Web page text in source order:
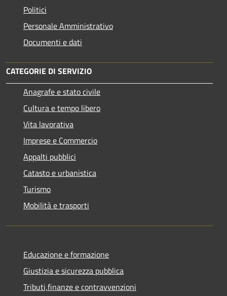
Politici
Personale Amministrativo
Documenti e dati
CATEGORIE DI SERVIZIO
Anagrafe e stato civile
Cultura e tempo libero
Vita lavorativa
Imprese e Commercio
Appalti pubblici
Catasto e urbanistica
Turismo
Mobilità e trasporti
Educazione e formazione
Giustizia e sicurezza pubblica
Tributi,finanze e contravvenzioni